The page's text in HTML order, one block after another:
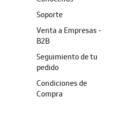
Soporte
Venta a Empresas -
B2B
Seguimiento de tu
pedido
Condiciones de
Compra